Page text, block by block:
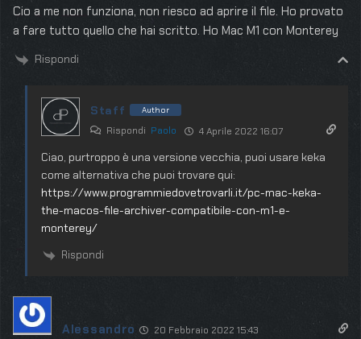
Cio a me non funziona, non riesco ad aprire il file. Ho provato
a fare tutto quello che hai scritto. Ho Mac M1 con Monterey
Rispondi
Staff Author
Rispondi Paolo 4 Aprile 2022 16:07
Ciao, purtroppo è una versione vecchia, puoi usare keka
come alternativa che puoi trovare qui:
https://www.programmiedovetrovarli.it/pc-mac-keka-
the-macos-file-archiver-compatibile-con-m1-e-
monterey/
Rispondi
Alessandro 20 Febbraio 2022 15:43